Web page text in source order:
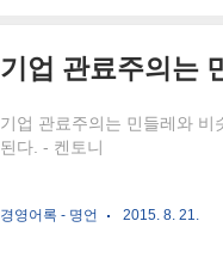
기업 관료주의는 민들레와 비
된다. - 켄토니
경영어록 - 명언 2015. 8. 21.